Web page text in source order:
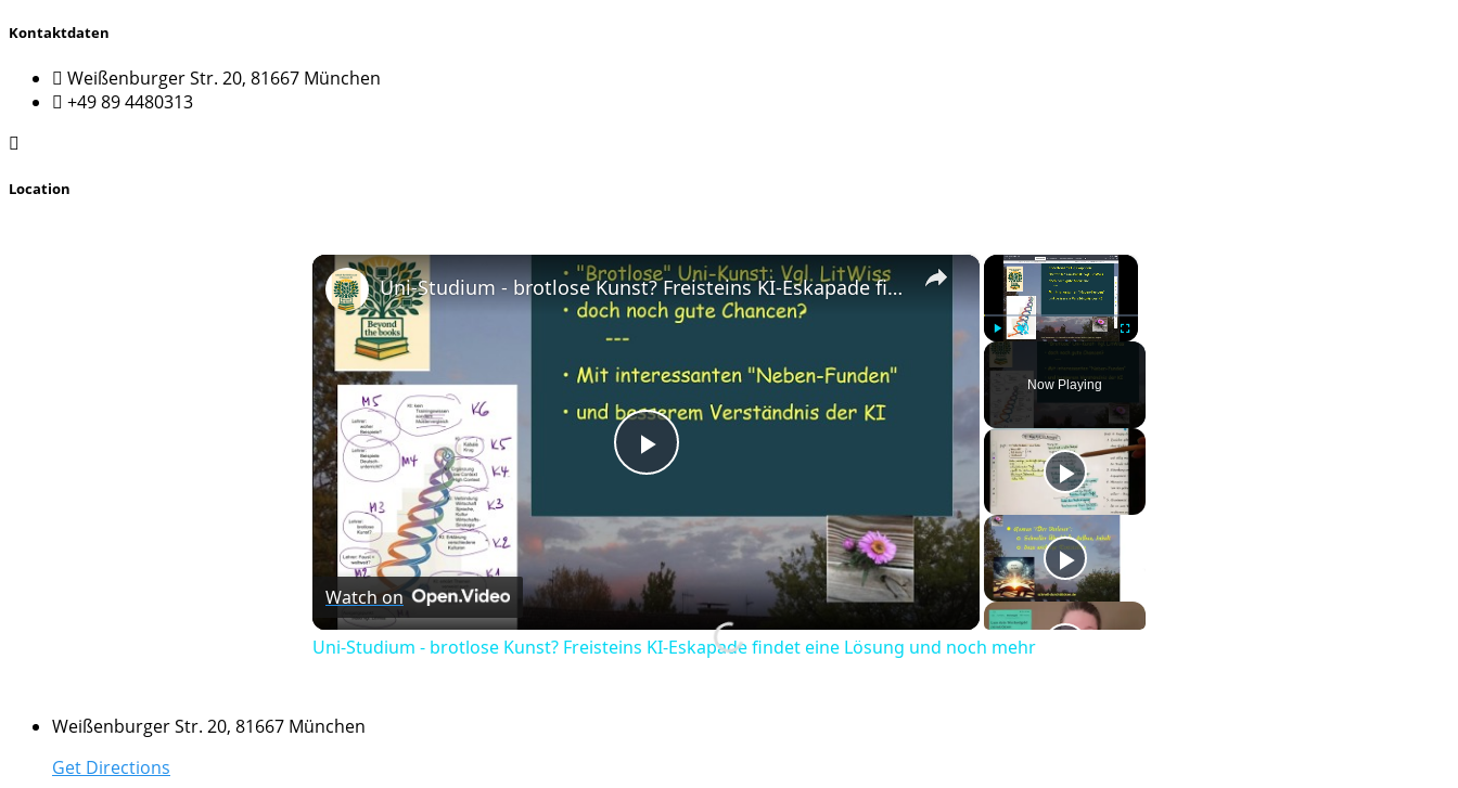
Kontaktdaten
Weißenburger Str. 20, 81667 München
+49 89 4480313
Location
×
Play Fullscreen
Now Playing
Play
Video
Uni-Studium - brotlose Kunst? Freisteins KI-Eskapade findet eine Lösung und noch mehr
Watch on
Uni-Studium - brotlose Kunst? Freisteins KI-Eskapade findet eine Lösung und noch mehr
Weißenburger Str. 20, 81667 München
Get Directions